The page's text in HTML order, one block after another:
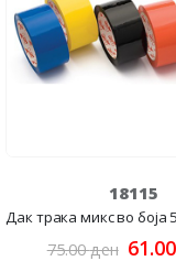
18115
Дак трака микс во боја
75.00ден 61.00